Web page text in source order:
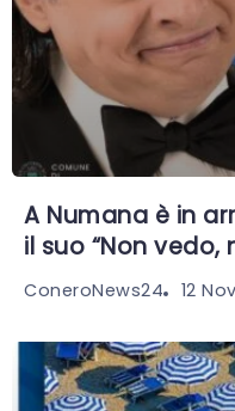
A Numana è in
il suo “Non
ConeroNews24 12